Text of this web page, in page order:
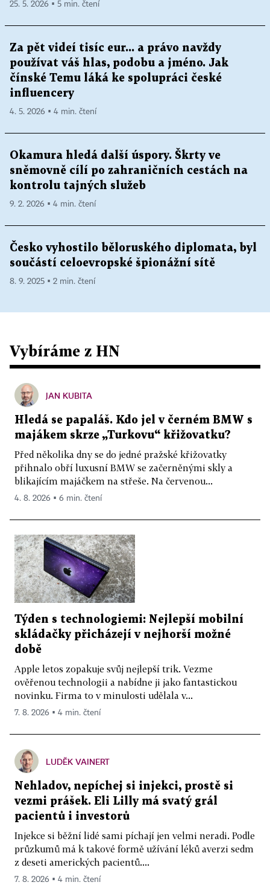
25. 5. 2026 ▪ 5 min. čtení
Za pět videí tisíc eur... a právo navždy
používat váš hlas, podobu a jméno. Jak
čínské Temu láká ke spolupráci české
influencery
4. 5. 2026 ▪ 4 min. čtení
Okamura hledá další úspory. Škrty ve
sněmovně cílí po zahraničních cestách na
kontrolu tajných služeb
9. 2. 2026 ▪ 4 min. čtení
Česko vyhostilo běloruského diplomata, byl
součástí celoevropské špionážní sítě
8. 9. 2025 ▪ 2 min. čtení
Vybíráme z HN
JAN KUBITA
Hledá se papaláš. Kdo jel v černém BMW s
majákem skrze „Turkovu“ křižovatku?
Před několika dny se do jedné pražské křižovatky
přihnalo obří luxusní BMW se začerněnými skly a
blikajícím majáčkem na střeše. Na červenou...
4. 8. 2026 ▪ 6 min. čtení
Týden s technologiemi: Nejlepší mobilní
skládačky přicházejí v nejhorší možné
době
Apple letos zopakuje svůj nejlepší trik. Vezme
ověřenou technologii a nabídne ji jako fantastickou
novinku. Firma to v minulosti udělala v...
7. 8. 2026 ▪ 4 min. čtení
LUDĚK VAINERT
Nehladov, nepíchej si injekci, prostě si
vezmi prášek. Eli Lilly má svatý grál
pacientů i investorů
Injekce si běžní lidé sami píchají jen velmi neradi. Podle
průzkumů má k takové formě užívání léků averzi sedm
z deseti amerických pacientů....
7. 8. 2026 ▪ 4 min. čtení